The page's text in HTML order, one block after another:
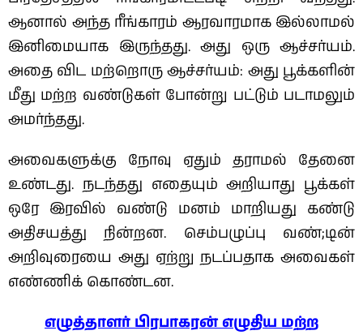
ஆனால் அந்த ரீங்காரம் ஆரவாரமாக இல்லாமல்
இனிமையாக இருந்தது. அது ஒரு ஆச்சர்யம்.
அதை விட மற்றொரு ஆச்சர்யம்: அது பூக்களின்
மீது மற்ற வண்டுகள் போன்று பட்டும் படாமலும்
அமர்ந்தது.
அவைகளுக்கு நோவு ஏதும் தராமல் தேனை
உண்டது. நடந்தது எதையும் அறியாது பூக்கள்
ஒரே இரவில் வண்டு மனம் மாறியது கண்டு
அதிசயத்து நின்றன. செம்பழுப்பு வண்;டின்
அறிவுரையை அது ஏற்று நடப்பதாக அவைகள்
எண்ணிக் கொண்டன.
எழுத்தாளர் பிரபாகரன் எழுதிய மற்ற